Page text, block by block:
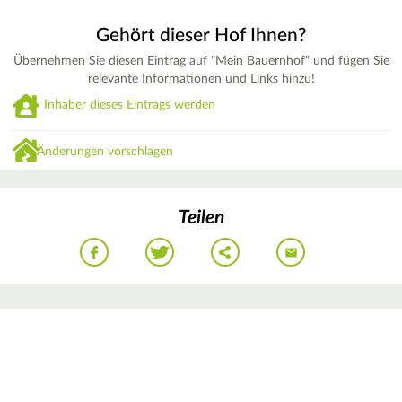
Gehört dieser Hof Ihnen?
Übernehmen Sie diesen Eintrag auf "Mein Bauernhof" und fügen Sie
relevante Informationen und Links hinzu!
Inhaber dieses Eintrags werden
Änderungen vorschlagen
Teilen